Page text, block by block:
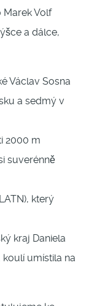
Marek Volf
a dálce,
Václav Sosna
a sedmý v
2000 m
suverénně
který
kraj Daniela
koulí umístila na